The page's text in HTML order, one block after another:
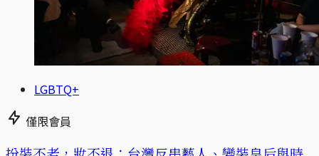
LGBTQ+
僅限會員